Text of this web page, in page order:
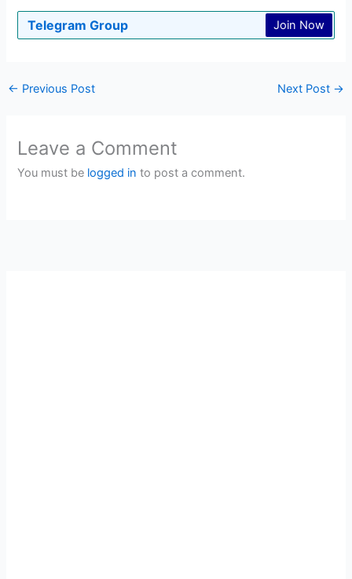
Telegram Group Join Now
← Previous Post Next Post →
Leave a Comment
You must be logged in to post a comment.